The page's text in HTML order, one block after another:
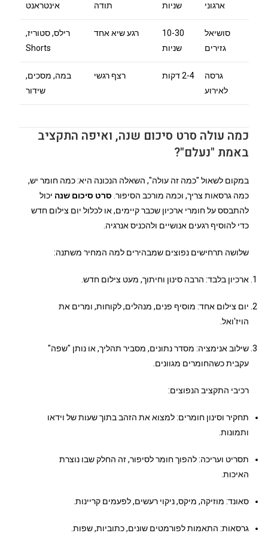
ארגוני
שניות
תודה
אינטראנט
סושיאל
גזירים
10-30
שניות
רגע שיא אחד
רילס, סטוריז,
Shorts
גרסה
לאירוע
2-4 דקות רצף רגשי
במה, מסכים,
שידור
כמה עולה סרט סיכום שנה, ואיפה התקציב
באמת "נעלם"?
במקום לשאול "כמה זה עולה", השאלה הנכונה היא: כמה חומר יש,
כמה גרסאות צריך, וכמה מורכב הסיפור. סרט סיכום שנה יכול
להתבסס על חומרי ארכיון שכבר קיימים, או לכלול יום צילום חדש
כדי להוסיף רגעים אנושיים ולהכניס אנרגיה.
שלושה תרחישים נפוצים שמבהירים למה המחיר משתנה:
ארכיון בלבד: הרבה סינון וחיתוך, מעט צילום חדש.
יום צילום אחד: מוסיף פנים, מנהלים, לקוחות, ומרים את
הויז'ואל.
שילוב אנימציה: מסדר נתונים, מסביר תהליך, או נותן "שפה"
עקבית כשהחומרים מגוונים.
רכיבי התקציב הנפוצים:
תחקיר וסינון חומרים: למצוא את הזהב בתוך שעות של וידאו
ותמונות.
תסריט ועריכה: להפוך חומר לסיפור, זה החלק שבו נוצרת
האיכות.
סאונד: מוזיקה, מיקס, ניקוי רעשים, לפעמים קריינות.
גרסאות: התאמות לפורמטים שונים, כתוביות, שפות.